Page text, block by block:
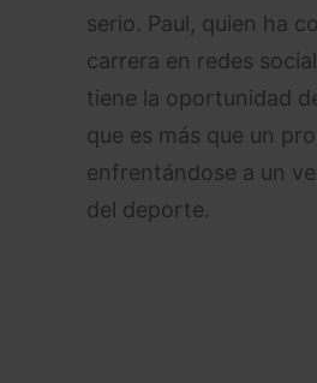
serio. Paul, quien ha
carrera en redes
tiene la oportunidad
que es más que un
enfrentándose a un
del deporte.